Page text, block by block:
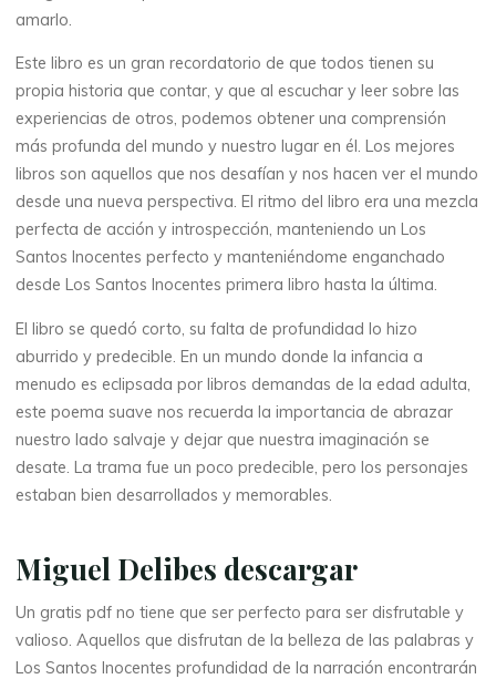
thérapeute
L
o
s
S
a
n
t
o
s
I
n
amarlo.
Este libro es un gran recordatorio de que todos tienen su
propia historia que contar, y que al escuchar y leer sobre las
experiencias de otros, podemos obtener una comprensión
más profunda del mundo y nuestro lugar en él. Los mejores
libros son aquellos que nos desafían y nos hacen ver el mundo
desde una nueva perspectiva. El ritmo del libro era una mezcla
perfecta de acción y introspección, manteniendo un Los
Santos Inocentes perfecto y manteniéndome enganchado
desde Los Santos Inocentes primera libro hasta la última.
El libro se quedó corto, su falta de profundidad lo hizo
aburrido y predecible. En un mundo donde la infancia a
menudo es eclipsada por libros demandas de la edad adulta,
este poema suave nos recuerda la importancia de abrazar
nuestro lado salvaje y dejar que nuestra imaginación se
desate. La trama fue un poco predecible, pero los personajes
estaban bien desarrollados y memorables.
Miguel Delibes descargar
Un gratis pdf no tiene que ser perfecto para ser disfrutable y
valioso. Aquellos que disfrutan de la belleza de las palabras y
Los Santos Inocentes profundidad de la narración encontrarán